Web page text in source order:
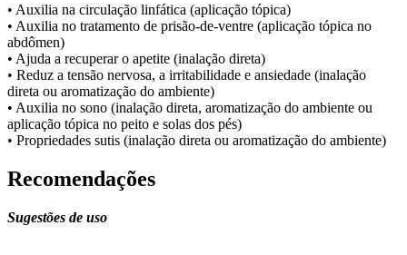
• Auxilia na circulação linfática (aplicação tópica)
• Auxilia no tratamento de prisão-de-ventre (aplicação tópica no
abdômen)
• Ajuda a recuperar o apetite (inalação direta)
• Reduz a tensão nervosa, a irritabilidade e ansiedade (inalação
direta ou aromatização do ambiente)
• Auxilia no sono (inalação direta, aromatização do ambiente ou
aplicação tópica no peito e solas dos pés)
• Propriedades sutis (inalação direta ou aromatização do ambiente)
Recomendações
Sugestões de uso